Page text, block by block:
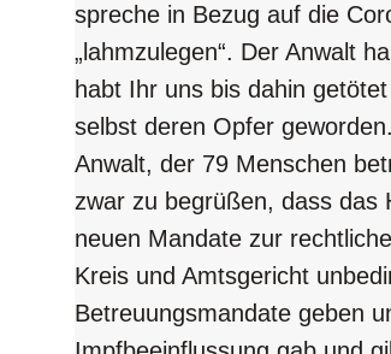
spreche in Bezug auf die
„lahmzulegen“. Der Anwalt
habt Ihr uns bis dahin
selbst deren Opfer
Anwalt, der 79 Menschen
zwar zu begrüßen, dass das
neuen Mandate zur
Kreis und Amtsgericht
Betreuungsmandate geben